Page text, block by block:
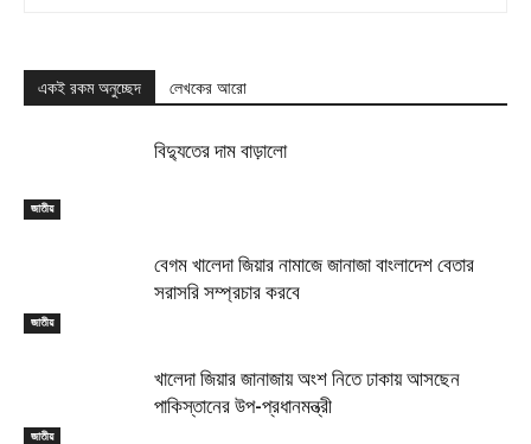
একই রকম অনুচ্ছেদ লেখকের আরো
জাতীয়
বিদ্যুতের দাম বাড়ালো
জাতীয়
বেগম খালেদা জিয়ার নামাজে জানাজা বাংলাদেশ বেতার
সরাসরি সম্প্রচার করবে
জাতীয়
খালেদা জিয়ার জানাজায় অংশ নিতে ঢাকায় আসছেন
পাকিস্তানের উপ-প্রধানমন্ত্রী